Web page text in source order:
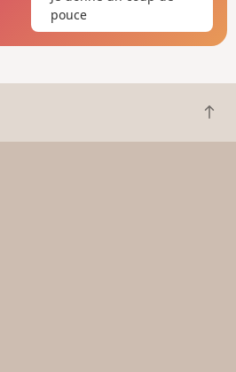
pouce
R
e